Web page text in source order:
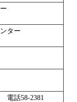
ター
58-2381